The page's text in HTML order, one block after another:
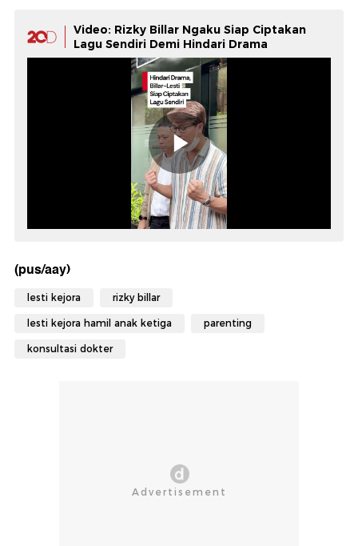
Video: Rizky Billar Ngaku Siap Ciptakan
Lagu Sendiri Demi Hindari Drama
(pus/aay)
lesti kejora rizky billar
lesti kejora hamil anak ketiga parenting
konsultasi dokter